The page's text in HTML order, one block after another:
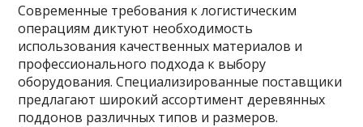
Современные требования к логистическим
операциям диктуют необходимость
использования качественных материалов и
профессионального подхода к выбору
оборудования. Специализированные поставщики
предлагают широкий ассортимент деревянных
поддонов различных типов и размеров.